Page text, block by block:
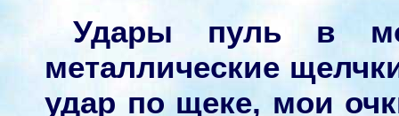
Удары пуль в
металлические
удар по щеке, мои